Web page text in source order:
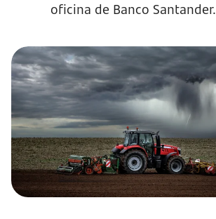
oficina de Banco Santander.